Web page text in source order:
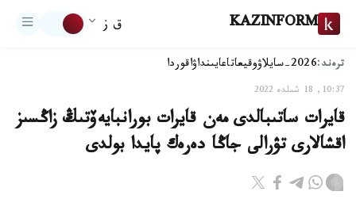
KAZINFORM ق ز
ترەند:2026-سايلاۋ وقيعاتاعايىنداۋاقوردا
10:37, 18 شىلدە 2022
قايرات ساتىبالدى مەن قايرات بورانبايەۆتىڭ زاڭسىز
اقشالارى تۋرالى جاڭا دەرەك پايدا بولدى